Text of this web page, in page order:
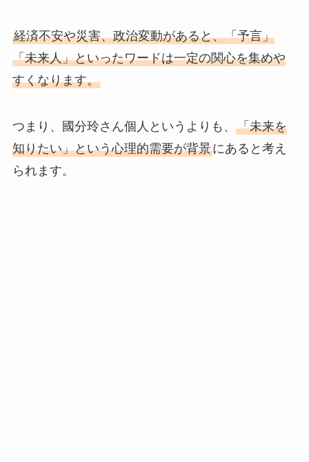
経済不安や災害、政治変動があると、「予言」
「未来人」といったワードは一定の関心を集めや
すくなります。
つまり、國分玲さん個人というよりも、 「未来を
知りたい」という心理的需要が背景にあると考え
られます。